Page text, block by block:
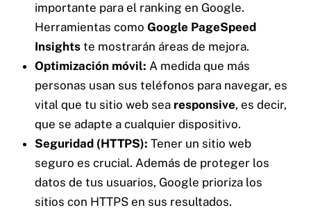
importante para el ranking en Google.
Herramientas como Google PageSpeed
Insights te mostrarán áreas de mejora.
Optimización móvil: A medida que más
personas usan sus teléfonos para navegar, es
vital que tu sitio web sea responsive, es decir,
que se adapte a cualquier dispositivo.
Seguridad (HTTPS): Tener un sitio web
seguro es crucial. Además de proteger los
datos de tus usuarios, Google prioriza los
sitios con HTTPS en sus resultados.